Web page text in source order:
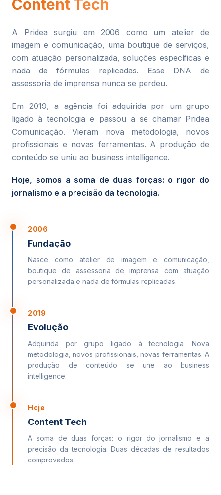
Content Tech
A Pridea surgiu em 2006 como um atelier de
imagem e comunicação, uma boutique de serviços,
com atuação personalizada, soluções específicas e
nada de fórmulas replicadas. Esse DNA de
assessoria de imprensa nunca se perdeu.
Em 2019, a agência foi adquirida por um grupo
ligado à tecnologia e passou a se chamar Pridea
Comunicação. Vieram nova metodologia, novos
profissionais e novas ferramentas. A produção de
conteúdo se uniu ao business intelligence.
Hoje, somos a soma de duas forças: o rigor do
jornalismo e a precisão da tecnologia.
2006
Fundação
Nasce como atelier de imagem e comunicação,
boutique de assessoria de imprensa com atuação
personalizada e nada de fórmulas replicadas.
2019
Evolução
Adquirida por grupo ligado à tecnologia. Nova
metodologia, novos profissionais, novas ferramentas. A
produção de conteúdo se une ao business
intelligence.
Hoje
Content Tech
A soma de duas forças: o rigor do jornalismo e a
precisão da tecnologia. Duas décadas de resultados
comprovados.